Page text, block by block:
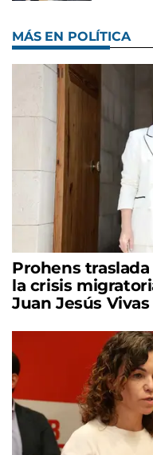
MÁS EN POLÍTICA
Prohens
la crisis
Juan Jesús Vivas